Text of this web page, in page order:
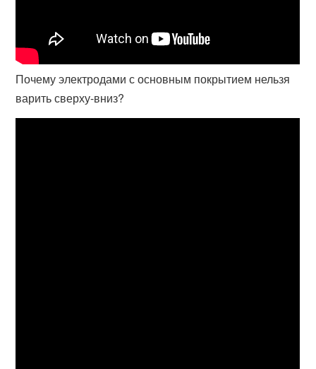
Почему электродами с основным покрытием нельзя
варить сверху-вниз?